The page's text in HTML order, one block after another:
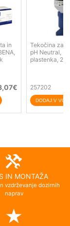
in
€
Tekočina za
pH Neutral,
plastenka,
257202
IN MONTAŽA
vzdrževanje dozirnih
naprav